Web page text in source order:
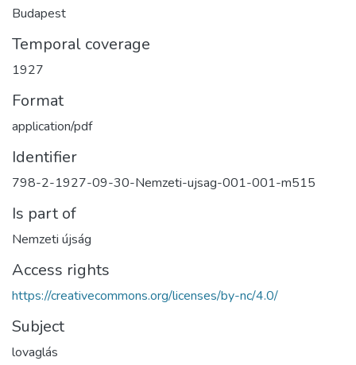
Budapest
Temporal coverage
1927
Format
application/pdf
Identifier
798-2-1927-09-30-Nemzeti-ujsag-001-001-m515
Is part of
Nemzeti újság
Access rights
https://creativecommons.org/licenses/by-nc/4.0/
Subject
lovaglás